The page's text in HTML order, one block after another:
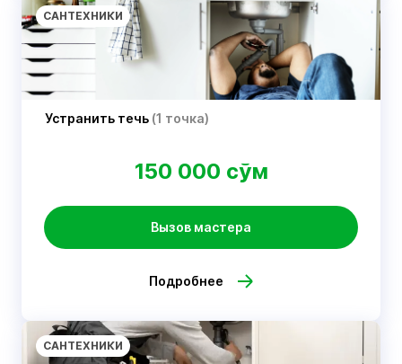
САНТЕХНИКИ
Устранить течь (1 точка)
150 000 сўм
Вызов мастера
Подробнее
САНТЕХНИКИ